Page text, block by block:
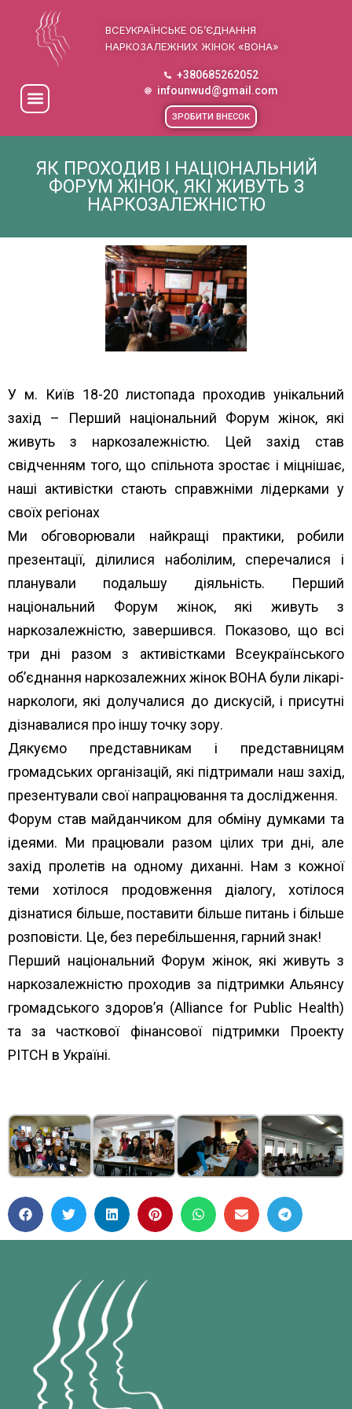
ВСЕУКРАЇНСЬКЕ ОБ’ЄДНАННЯ
НАРКОЗАЛЕЖНИХ ЖІНОК «ВОНА»
+380685262052
infounwud@gmail.com
ЗРОБИТИ ВНЕСОК
ЯК ПРОХОДИВ І НАЦІОНАЛЬНИЙ
ФОРУМ ЖІНОК, ЯКІ ЖИВУТЬ З
НАРКОЗАЛЕЖНІСТЮ
У м. Київ 18-20 листопада проходив унікальний
захід – Перший національний Форум жінок, які
живуть з наркозалежністю. Цей захід став
свідченням того, що спільнота зростає і міцнішає,
наші активістки стають справжніми лідерками у
своїх регіонах
Ми обговорювали найкращі практики, робили
презентації, ділилися наболілим, сперечалися і
планували подальшу діяльність. Перший
національний Форум жінок, які живуть з
наркозалежністю, завершився. Показово, що всі
три дні разом з активістками Всеукраїнського
об’єднання наркозалежних жінок ВОНА були лікарі-
наркологи, які долучалися до дискусій, і присутні
дізнавалися про іншу точку зору.
Дякуємо представникам і представницям
громадських організацій, які підтримали наш захід,
презентували свої напрацювання та дослідження.
Форум став майданчиком для обміну думками та
ідеями. Ми працювали разом цілих три дні, але
захід пролетів на одному диханні. Нам з кожної
теми хотілося продовження діалогу, хотілося
дізнатися більше, поставити більше питань і більше
розповісти. Це, без перебільшення, гарний знак!
Перший національний Форум жінок, які живуть з
наркозалежністю проходив за підтримки Альянсу
громадського здоров’я (Alliance for Public Health)
та за часткової фінансової підтримки Проекту
PITCH в Україні.